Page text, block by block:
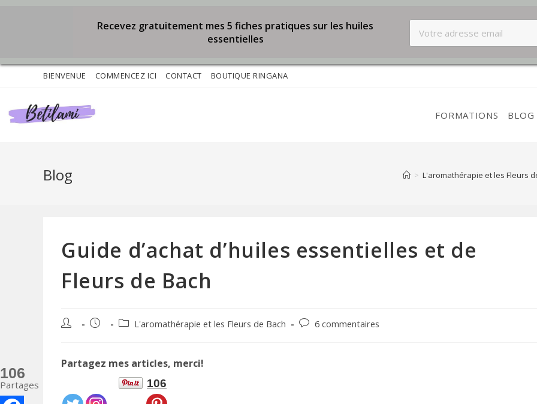
BIENVENUE COMMENCEZ ICI CONTACT BOUTIQUE RINGANA
FORMATIONS BLOG
Blog > L'aromathérapie et les Fleurs
Guide d’achat d’huiles essentielles et de
Fleurs de Bach
Auteur/autrice
publication :
Publication
PostL'aromathérapie et les Fleurs de Bach
Commentaires
6 commentaires
Partagez mes articles, merci!
106
106
Partages
Recevez gratuitement mes 5 fiches pratiques sur les huiles
essentielles